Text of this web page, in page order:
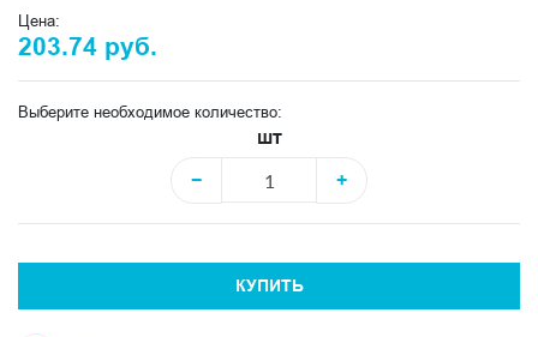
Цена:
203.74 руб.
Выберите необходимое количество:
шт
−
+
КУПИТЬ